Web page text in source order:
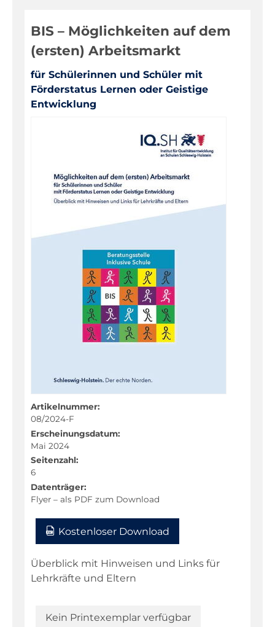
Evaluationen, Bildungsmonitoring
Fortbildungen
Informationen für Eltern
Inklusion, Sonderpädagogik
Unterrichts-, Personal-, Schulentwicklung
Unterrichtsfächer
BIS – Möglichkeiten auf dem
(ersten) Arbeitsmarkt
für Schülerinnen und Schüler mit
Förderstatus Lernen oder Geistige
Entwicklung
Artikelnummer:
08/2024-F
Erscheinungsdatum:
Mai 2024
Seitenzahl:
6
Datenträger:
Flyer – als PDF zum Download
Kostenloser Download
Überblick mit Hinweisen und Links für
Lehrkräfte und Eltern
Kein Printexemplar verfügbar